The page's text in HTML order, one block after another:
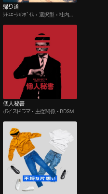
帰り道
ｼﾁｭｴｰｼｮﾝﾎﾞｲｽ • 選択型 • 社内恋
個人秘書
ボイスドラマ • 主従関係 • BDSM